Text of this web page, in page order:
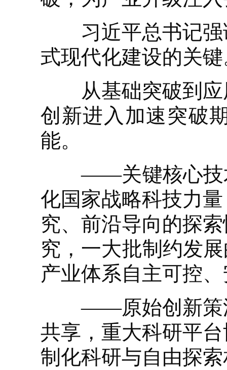
习近平总书记强
式现代化建设的关
从基础突破到应
创新进入加速突破
能。
——关键核心技术
化国家战略科技力
究、前沿导向的探
究，一大批制约发
产业体系自主可控
——原始创新策源
共享，重大科研平
制化科研与自由探